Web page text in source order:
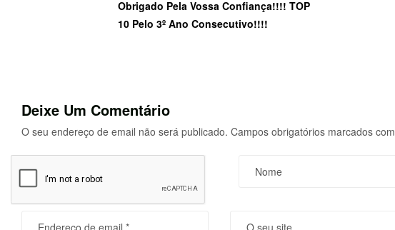
Obrigado Pela Vossa Confiança!!!! TOP
10 Pelo 3º Ano Consecutivo!!!!
Deixe Um Comentário
O seu endereço de email não será publicado. Campos obrigatórios marcados com